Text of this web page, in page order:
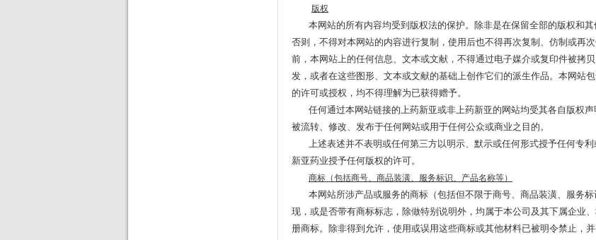
版权
本网站的所有内容均受到版权法的保护。除非是在保留全部的版权和其
否则，不得对本网站的内容进行复制，使用后也不得再次复制、仿制或再
前，本网站上的任何信息、文本或文献，不得通过电子媒介或复印件被拷
发，或者在这些图形、文本或文献的基础上创作它们的派生作品。本网站
的许可或授权，均不得理解为已获得赠予。
任何通过本网站链接的上药新亚或非上药新亚的网站均受其各自版权声
被流转、修改、发布于任何网站或用于任何公众或商业之目的。
上述表述并不表明或任何第三方以明示、默示或任何形式授予任何专利
新亚药业授予任何版权的许可。
商标（包括商号、商品装潢、服务标识、产品名称等）
本网站所涉产品或服务的商标（包括但不限于商号、商品装潢、服务标
现，或是否带有商标标志，除做特别说明外，均属于本公司及其下属企业
册商标。除非得到允许，使用或误用这些商标或其他材料已被明令禁止，